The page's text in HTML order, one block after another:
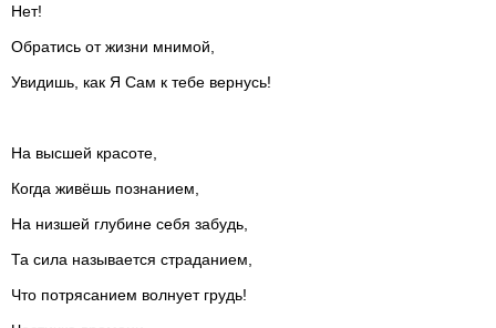
Нет!
Обратись от жизни мнимой,
Увидишь, как Я Сам к тебе вернусь!
На высшей красоте,
Когда живёшь познанием,
На низшей глубине себя забудь,
Та сила называется страданием,
Что потрясанием волнует грудь!